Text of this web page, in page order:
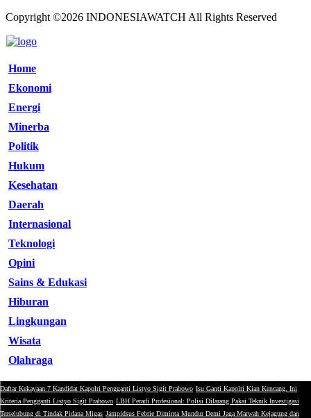
Copyright ©2026 INDONESIAWATCH All Rights Reserved
Home
Ekonomi
Energi
Minerba
Politik
Hukum
Kesehatan
Daerah
Internasional
Teknologi
Opini
Sains & Edukasi
Hiburan
Lingkungan
Wisata
Olahraga
Daftar Kekayaan 7 Kandidat Kapolri Pengganti Listyo Sigit Prabowo Isu Ganti Kapolri Kian Kencang, Ini
Kriteria Pengganti Listyo Sigit Prabowo LBH Peradi Profesional: Polisi Dilarang Pakai Teknik Investigasi
Terselubung di Tindak Pidana Migas Jampidsus Febrie Diminta Mundur Demi Jaga Marwah Kejagung dan
Panglima TNI